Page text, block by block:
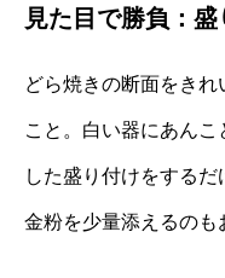
見た目で勝負：
どら焼きの断面をき
こと。白い器にあん
した盛り付けをする
金粉を少量添えるのも